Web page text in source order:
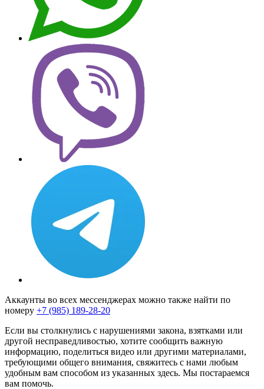
Аккаунты во всех мессенджерах можно также найти по
номеру +7 (985) 189-28-20
Если вы столкнулись с нарушениями закона, взятками или
другой несправедливостью, хотите сообщить важную
информацию, поделиться видео или другими материалами,
требующими общего внимания, свяжитесь с нами любым
удобным вам способом из указанных здесь. Мы постараемся
вам помочь.